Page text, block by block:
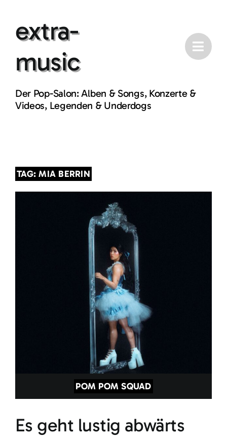
contentextra-
music
Der Pop-Salon: Alben & Songs, Konzerte &
Videos, Legenden & Underdogs
TAG: MIA BERRIN
POM POM SQUAD
Es geht lustig abwärts